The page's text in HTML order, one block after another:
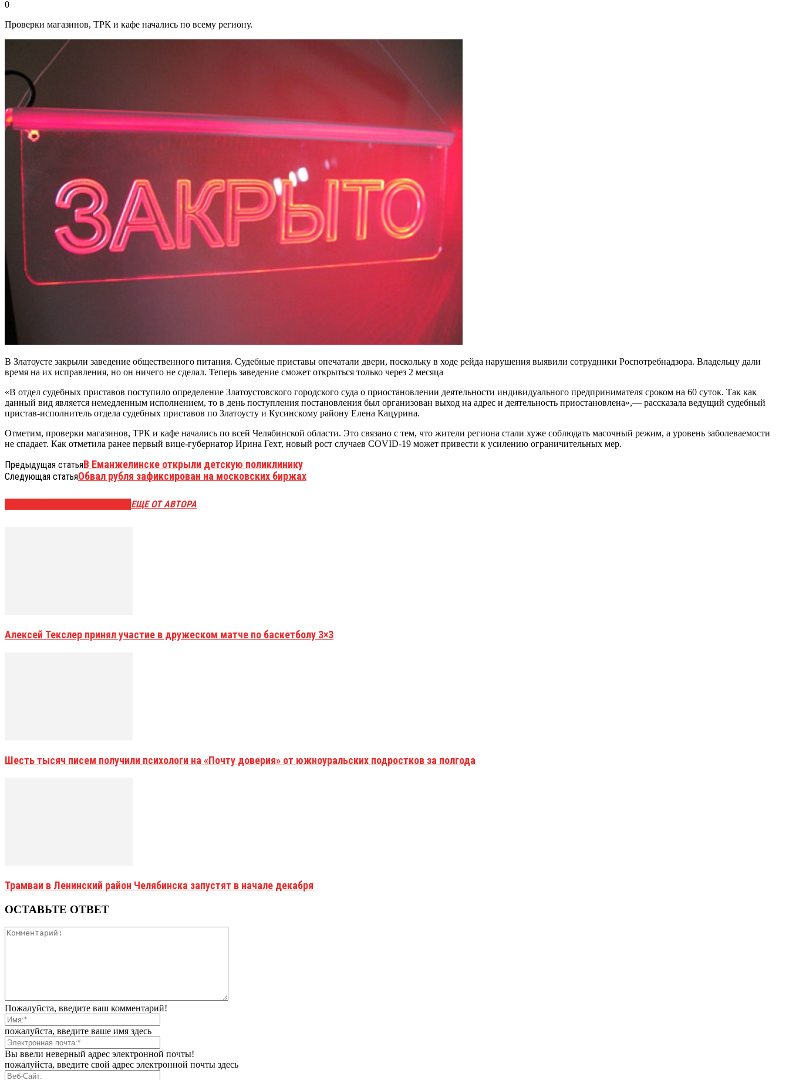
0
Проверки магазинов, ТРК и кафе начались по всему региону.
В Златоусте закрыли заведение общественного питания. Судебные приставы опечатали двери, поскольку в ходе рейда нарушения выявили сотрудники Роспотребнадзора. Владельцу дали
время на их исправления, но он ничего не сделал. Теперь заведение сможет открыться только через 2 месяца
«В отдел судебных приставов поступило определение Златоустовского городского суда о приостановлении деятельности индивидуального предпринимателя сроком на 60 суток. Так как
данный вид является немедленным исполнением, то в день поступления постановления был организован выход на адрес и деятельность приостановлена»,— рассказала ведущий судебный
пристав-исполнитель отдела судебных приставов по Златоусту и Кусинскому району Елена Кацурина.
Отметим, проверки магазинов, ТРК и кафе начались по всей Челябинской области. Это связано с тем, что жители региона стали хуже соблюдать масочный режим, а уровень заболеваемости
не спадает. Как отметила ранее первый вице-губернатор Ирина Гехт, новый рост случаев COVID-19 может привести к усилению ограничительных мер.
Предыдущая статьяВ Еманжелинске открыли детскую поликлинику
Следующая статьяОбвал рубля зафиксирован на московских биржах
ЕЩЕ ОТ АВТОРА
Алексей Текслер принял участие в дружеском матче по баскетболу 3×3
Шесть тысяч писем получили психологи на «Почту доверия» от южноуральских подростков за полгода
Трамваи в Ленинский район Челябинска запустят в начале декабря
ОСТАВЬТЕ ОТВЕТ
Пожалуйста, введите ваш комментарий!
пожалуйста, введите ваше имя здесь
Вы ввели неверный адрес электронной почты!
пожалуйста, введите свой адрес электронной почты здесь